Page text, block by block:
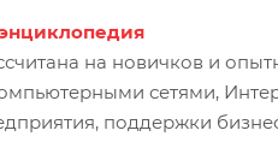
на новичков и
сетями,
поддержки